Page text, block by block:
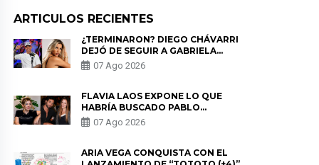
ARTICULOS RECIENTES
¿TERMINARON? DIEGO CHÁVARRI
DEJÓ DE SEGUIR A GABRIELA
HERRERA Y ANUNCIA SU SALIDA
DE PÓDCAST
07 Ago 2026
FLAVIA LAOS EXPONE LO QUE
HABRÍA BUSCADO PABLO
HEREDIA CON ALE FULLER: “UNA
DE LAS PARTES QUERÍA EL
07 Ago 2026
ARIA VEGA CONQUISTA CON EL